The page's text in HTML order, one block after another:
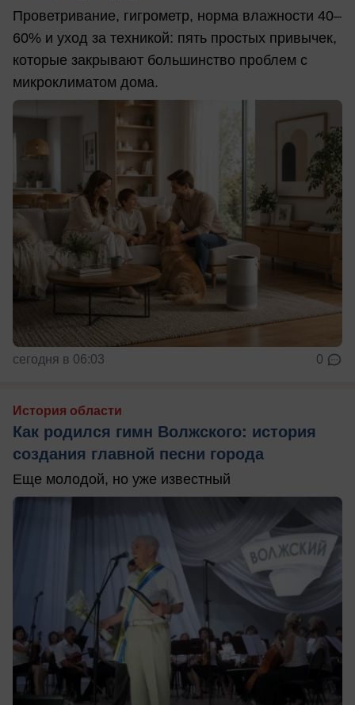
Проветривание, гигрометр, норма влажности 40–
60% и уход за техникой: пять простых привычек,
которые закрывают большинство проблем с
микроклиматом дома.
сегодня в 06:03 0
История области
Как родился гимн Волжского: история
создания главной песни города
Еще молодой, но уже известный